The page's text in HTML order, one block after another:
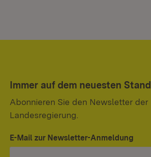
Immer auf dem neuesten Stand
Abonnieren Sie den Newsletter der
Landesregierung.
E-Mail zur Newsletter-Anmeldung